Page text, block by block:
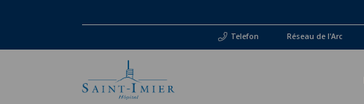
Telefon Réseau de l'Arc